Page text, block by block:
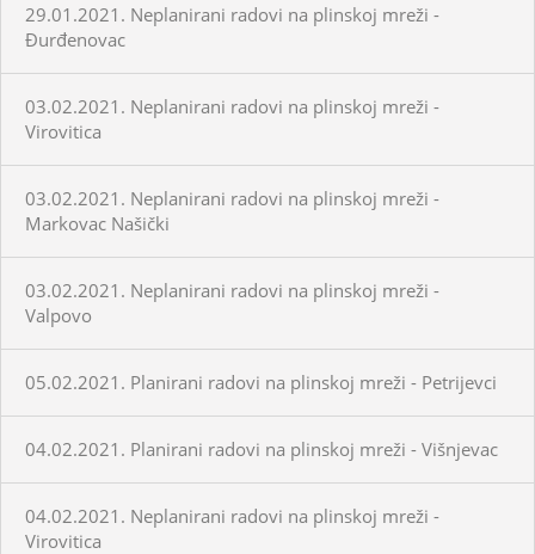
29.01.2021. Neplanirani radovi na plinskoj mreži -
Đurđenovac
03.02.2021. Neplanirani radovi na plinskoj mreži -
Virovitica
03.02.2021. Neplanirani radovi na plinskoj mreži -
Markovac Našički
03.02.2021. Neplanirani radovi na plinskoj mreži -
Valpovo
05.02.2021. Planirani radovi na plinskoj mreži - Petrijevci
04.02.2021. Planirani radovi na plinskoj mreži - Višnjevac
04.02.2021. Neplanirani radovi na plinskoj mreži -
Virovitica